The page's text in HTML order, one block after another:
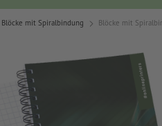
Blöcke mit Spiralbindung Blöcke mit